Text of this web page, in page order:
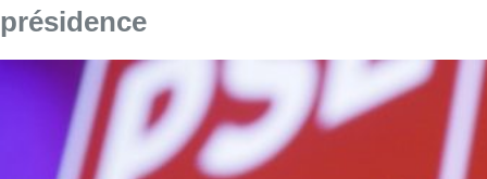
présidence